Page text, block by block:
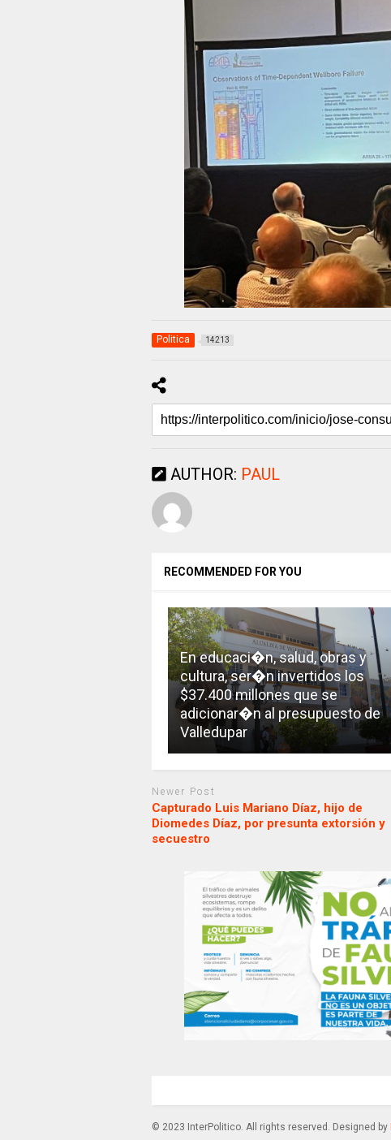
Politica 14213
AUTHOR: PAUL
RECOMMENDED FOR YOU
En educaci�n, salud, obras y
cultura, ser�n invertidos los
$37.400 millones que se
adicionar�n al presupuesto de
Valledupar
Newer Post
Capturado Luis Mariano Díaz, hijo de
Diomedes Díaz, por presunta extorsión y
secuestro
© 2023 InterPolitico. All rights reserved. Designed by